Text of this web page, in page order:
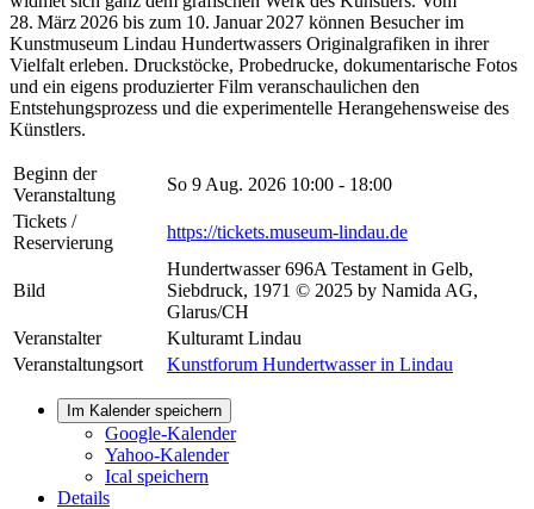
28. März 2026 bis zum 10. Januar 2027 können Besucher im
Kunstmuseum Lindau Hundertwassers Originalgrafiken in ihrer
Vielfalt erleben. Druckstöcke, Probedrucke, dokumentarische Fotos
und ein eigens produzierter Film veranschaulichen den
Entstehungsprozess und die experimentelle Herangehensweise des
Künstlers.
Beginn der
Veranstaltung
So 9 Aug. 2026 10:00 - 18:00
Tickets /
Reservierung
https://tickets.museum-lindau.de
Bild
Hundertwasser 696A Testament in Gelb,
Siebdruck, 1971 © 2025 by Namida AG,
Glarus/CH
Veranstalter
Kulturamt Lindau
Veranstaltungsort
Kunstforum Hundertwasser in Lindau
Im Kalender speichern
Google-Kalender
Yahoo-Kalender
Ical speichern
Details